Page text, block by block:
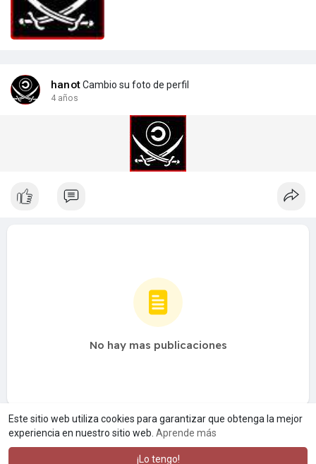
Este sitio web utiliza cookies para garantizar que obtenga la mejor
experiencia en nuestro sitio web. Aprende más
¡Lo tengo!
hanotCambio su foto de perfil
4 años
No hay mas publicaciones